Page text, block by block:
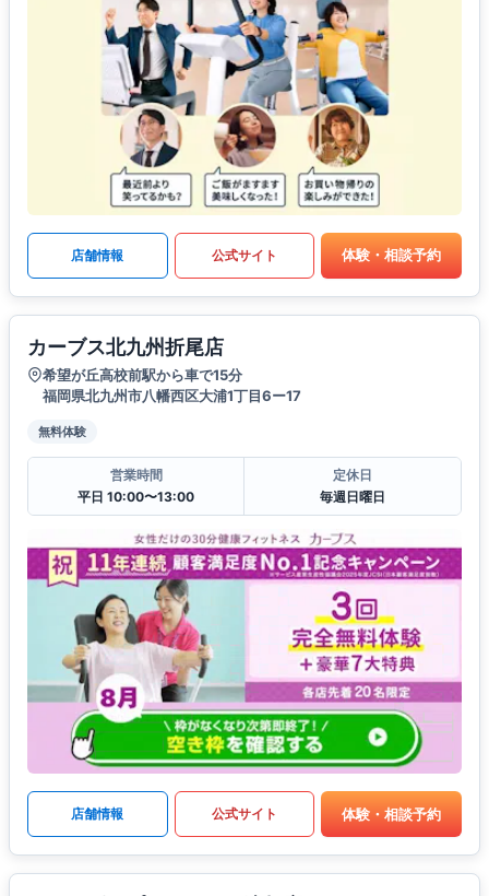
店舗情報 公式サイト 体験・相談予約
カーブス北九州折尾店
希望が丘高校前駅から車で15分
福岡県北九州市八幡西区大浦1丁目6ー17
無料体験
営業時間
平日 10:00〜13:00
定休日
毎週日曜日
店舗情報 公式サイト 体験・相談予約